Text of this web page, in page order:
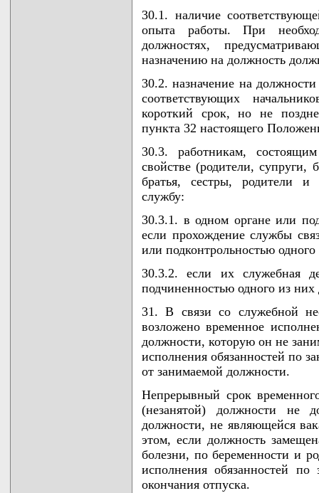
30.1. наличие
опыта работы. При
должностях,
назначению на должность
30.2. назначение на
соответствующих
короткий срок, но не
пункта 32 настоящего
30.3. работникам,
свойстве (родители, супруги,
братья, сестры, родители и
службу:
30.3.1. в одном органе или
если прохождение службы
или подконтрольностью
30.3.2. если их служебная
подчиненностью одного из них
31. В связи со служебной
возложено временное
должности, которую он не
исполнения обязанностей по
от занимаемой должности.
Непрерывный срок
(незанятой) должности не
должности, не являющейся
этом, если должность
болезни, по беременности и
исполнения обязанностей
окончания отпуска.